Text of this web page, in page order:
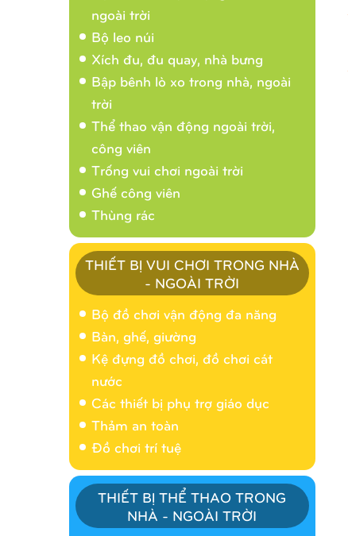
ngoài trời
Bộ leo núi
Xích đu, đu quay, nhà bưng
Bập bênh lò xo trong nhà, ngoài
trời
Thể thao vận động ngoài trời,
công viên
Trống vui chơi ngoài trời
Ghế công viên
Thùng rác
THIẾT BỊ VUI CHƠI TRONG NHÀ
- NGOÀI TRỜI
Bộ đồ chơi vận động đa năng
Bàn, ghế, giường
Kệ đựng đồ chơi, đồ chơi cát
nước
Các thiết bị phụ trợ giáo dục
Thảm an toàn
Đồ chơi trí tuệ
THIẾT BỊ THỂ THAO TRONG
NHÀ - NGOÀI TRỜI
Nhà banh 9H5404